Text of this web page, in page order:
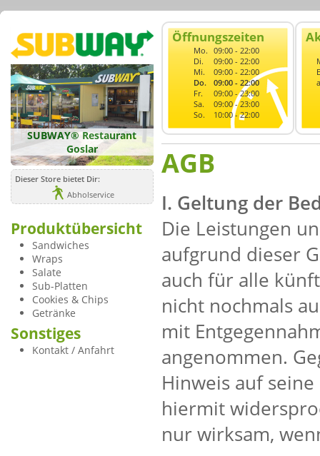
SUBWAY® Restaurant
Goslar
Dieser Store bietet Dir:
Abholservice
Produktübersicht
Sandwiches
Wraps
Salate
Sub-Platten
Cookies & Chips
Getränke
Sonstiges
Kontakt / Anfahrt
Öffnungszeiten
Mo. 09:00 - 22:00
Di.
09:00 - 22:00
Mi.
09:00 - 22:00
Do.
09:00 - 22:00
Fr.
09:00 - 23:00
Sa.
09:00 - 23:00
So.
10:00 - 22:00
AGB
I. Geltung der
Die Leistungen
aufgrund dieser
auch für alle
nicht nochmals
mit
angenommen.
Hinweis auf
hiermit
nur wirksam,